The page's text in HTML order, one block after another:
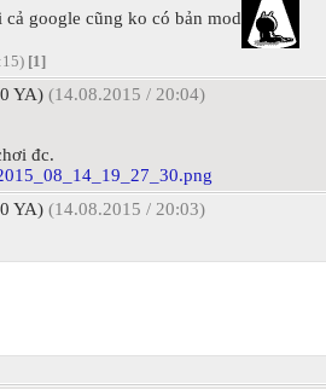
cả google cũng ko có bản mod
[1]
YA) (14.08.2015 / 20:04)
đc.
YA) (14.08.2015 / 20:03)